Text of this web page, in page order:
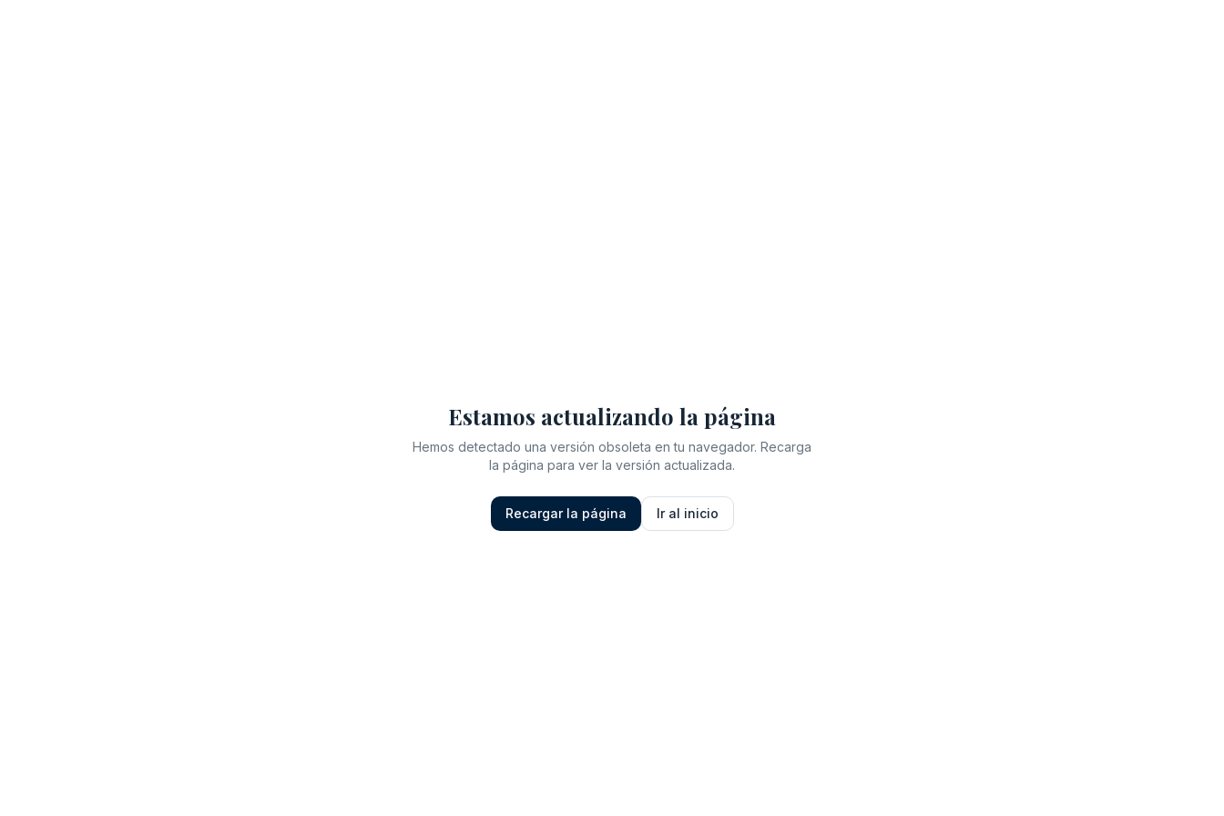
Estamos actualizando la página
Hemos detectado una versión obsoleta en tu navegador. Recarga
la página para ver la versión actualizada.
Recargar la página Ir al inicio